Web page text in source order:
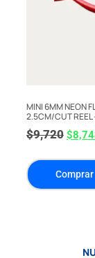
MINI 6MM NEON
2.5CM/CUT REEL
$9,720 $
Comprar